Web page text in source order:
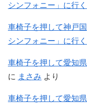
シンフォニー」に行く
車椅子を押して神戸
シンフォニー」に行く
車椅子を押して愛知
に まさみ より
車椅子を押して愛知